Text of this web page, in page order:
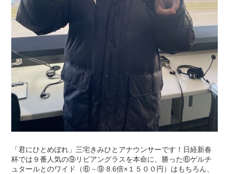
「君にひとめぼれ」三宅きみひとアナウンサーです！日経新春
杯では９番人気の⑨リビアングラスを本命に、勝った⑥ゲルチ
ュタールとのワイド（⑥－⑨ 8.6倍×１５００円）はもちろん、